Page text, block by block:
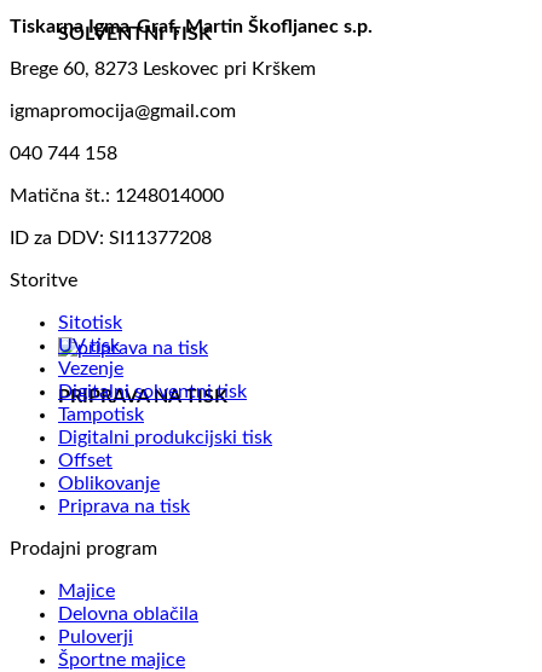
SOLVENTNI TISK
PRIPRAVA NA TISK
Tiskarna Igma-Graf, Martin Škofljanec s.p.
Brege 60, 8273 Leskovec pri Krškem
igmapromocija@gmail.com
040 744 158
Matična št.: 1248014000
ID za DDV: SI11377208
Storitve
Sitotisk
UV tisk
Vezenje
Digitalni solventni tisk
Tampotisk
Digitalni produkcijski tisk
Offset
Oblikovanje
Priprava na tisk
Prodajni program
Majice
Delovna oblačila
Puloverji
Športne majice